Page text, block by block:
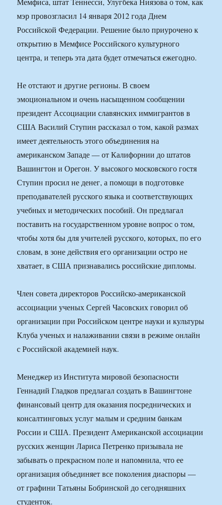
мэр провозгласил 14 января 2012 года Днем
Российской Федерации. Решение было приурочено к
открытию в Мемфисе Российского культурного
центра, и теперь эта дата будет отмечаться ежегодно.
Не отстают и другие регионы. В своем
эмоциональном и очень насыщенном сообщении
президент Ассоциации славянских иммигрантов в
США Василий Ступин рассказал о том, какой размах
имеет деятельность этого объединения на
американском Западе — от Калифорнии до штатов
Вашингтон и Орегон. У высокого московского гостя
Ступин просил не денег, а помощи в подготовке
преподавателей русского языка и соответствующих
учебных и методических пособий. Он предлагал
поставить на государственном уровне вопрос о том,
чтобы хотя бы для учителей русского, которых, по его
словам, в зоне действия его организации остро не
хватает, в США признавались российские дипломы.
Член совета директоров Российско-американской
ассоциации ученых Сергей Часовских говорил об
организации при Российском центре науки и культуры
Клуба ученых и налаживании связи в режиме онлайн
с Российской академией наук.
Менеджер из Института мировой безопасности
Геннадий Гладков предлагал создать в Вашингтоне
финансовый центр для оказания посреднических и
консалтинговых услуг малым и средним банкам
России и США. Президент Американской ассоциации
русских женщин Лариса Петренко призывала не
забывать о прекрасном поле и напомнила, что ее
организация объединяет все поколения диаспоры —
от графини Татьяны Бобринской до сегодняшних
студенток.